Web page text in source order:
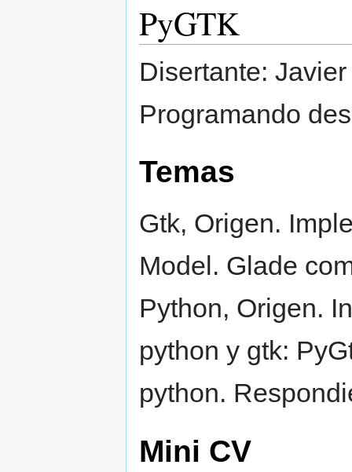
PyGTK
Disertante:
Programando
Temas
Gtk, Origen.
Model. Glade
Python, Origen.
python y gtk:
python.
Mini CV